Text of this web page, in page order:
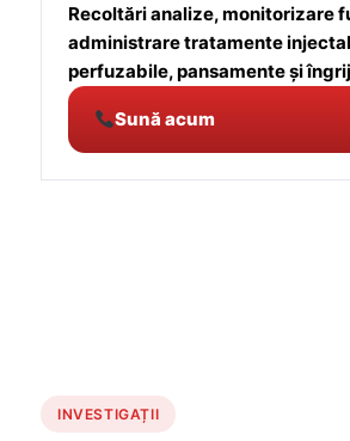
Recoltări analize, monitorizare
administrare tratamente
perfuzabile, pansamente și
Sună acum
INVESTIGAȚII